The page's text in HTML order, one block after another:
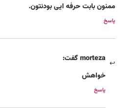
ممنون بابت حرفه ایی بودنتون.
پاسخ
mortezaگفت:
خواهش
پاسخ